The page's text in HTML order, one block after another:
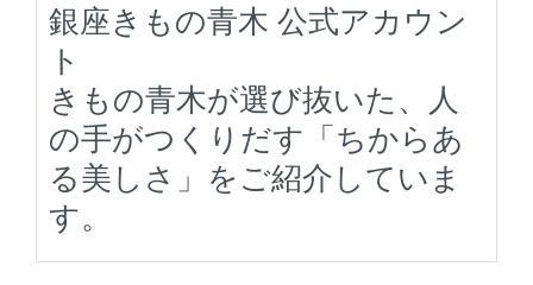
銀座きもの青木 公式アカウン
ト
きもの青木が選び抜いた、人
の手がつくりだす「ちからあ
る美しさ」をご紹介していま
す。